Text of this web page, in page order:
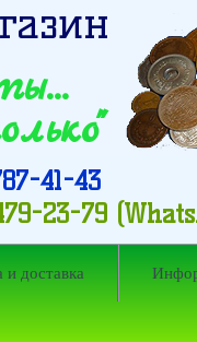
41-43
23-79
и доставка